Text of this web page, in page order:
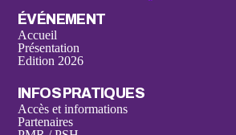
ÉVÉNEMENT
Accueil
Présentation
Edition 2026
INFOS PRATIQUES
Accès et informations
Partenaires